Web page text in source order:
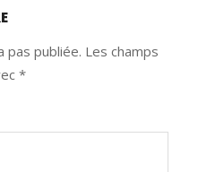
pas publiée. Les champs
*